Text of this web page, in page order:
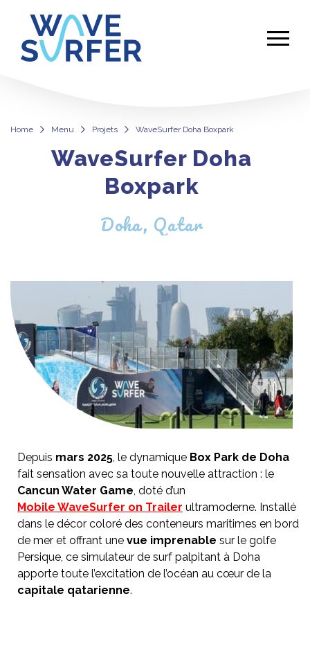
Home Menu Projets WaveSurfer Doha Boxpark
WaveSurfer Doha Boxpark
WaveSurfer Doha
Boxpark
Doha, Qatar
Depuis mars 2025 , le dynamique Box Park de Doha
fait sensation avec sa toute nouvelle attraction : le
Cancun Water Game , doté d’un
Mobile WaveSurfer on Trailer ultramoderne. Installé
dans le décor coloré des conteneurs maritimes en bord
de mer et offrant une vue imprenable sur le golfe
Persique, ce simulateur de surf palpitant à Doha
apporte toute l’excitation de l’océan au cœur de la
capitale qatarienne.